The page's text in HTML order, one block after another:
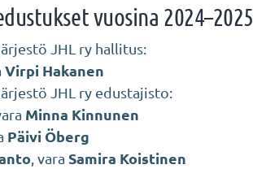
vuosina 2024–2025
JHL ry hallitus:
Virpi Hakanen
JHL ry edustajisto:
Minna Kinnunen
Päivi Öberg
, vara Samira Koistinen